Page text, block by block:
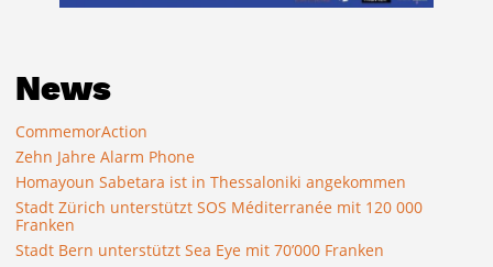
News
CommemorAction
Zehn Jahre Alarm Phone
Homayoun Sabetara ist in Thessaloniki angekommen
Stadt Zürich unterstützt SOS Méditerranée mit 120 000
Franken
Stadt Bern unterstützt Sea Eye mit 70’000 Franken